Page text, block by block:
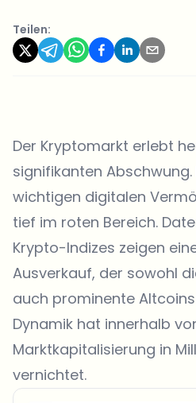
Teilen:
Der Kryptomarkt erlebt
signifikanten Abschwung.
wichtigen digitalen
tief im roten Bereich.
Krypto-Indizes zeigen
Ausverkauf, der sowohl
auch prominente
Dynamik hat innerhalb
Marktkapitalisierung in
vernichtet.